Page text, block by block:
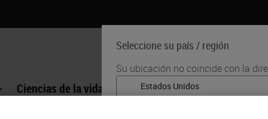
Seleccione su país / región
Su ubicación no coincide con la
Ciencias de la vida Formación